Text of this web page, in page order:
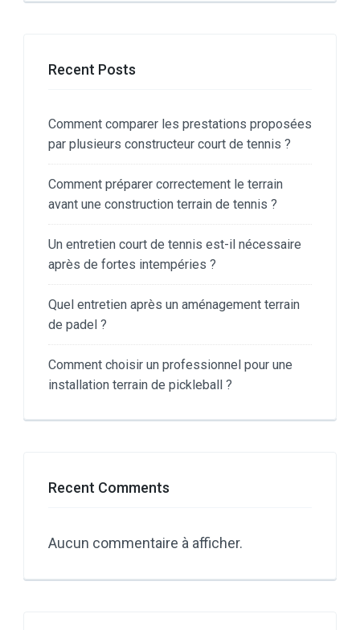
Recent Posts
Comment comparer les prestations proposées
par plusieurs constructeur court de tennis ?
Comment préparer correctement le terrain
avant une construction terrain de tennis ?
Un entretien court de tennis est-il nécessaire
après de fortes intempéries ?
Quel entretien après un aménagement terrain
de padel ?
Comment choisir un professionnel pour une
installation terrain de pickleball ?
Recent Comments
Aucun commentaire à afficher.